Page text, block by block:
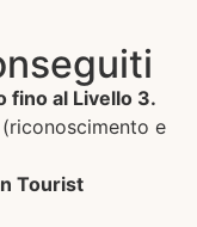
fino al Livello 3.
(riconoscimento e
Tourist